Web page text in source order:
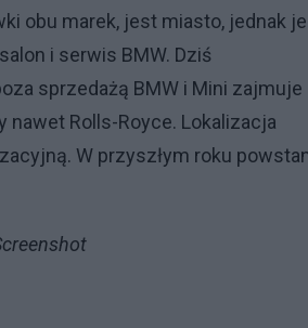
obu marek, jest miasto, jednak
i serwis BMW. Dziś
sprzedażą BMW i Mini zajmuje
Rolls-Royce. Lokalizacja
W przyszłym roku